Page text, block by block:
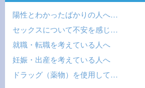
陽性とわかったばかりの人へ…
セックスについて不安を感じ…
就職・転職を考えている人へ
妊娠・出産を考えている人へ
ドラッグ（薬物）を使用して…